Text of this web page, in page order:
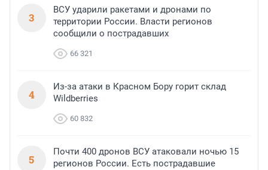
3
ВСУ ударили ракетами и дронами по
территории России. Власти регионов
сообщили о пострадавших
66 321
4
Из-за атаки в Красном Бору горит склад
Wildberries
60 832
5
Почти 400 дронов ВСУ атаковали ночью 15
регионов России. Есть пострадавшие